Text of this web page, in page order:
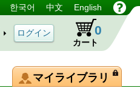
한국어 中文 English
カート
0
マイライブラリ